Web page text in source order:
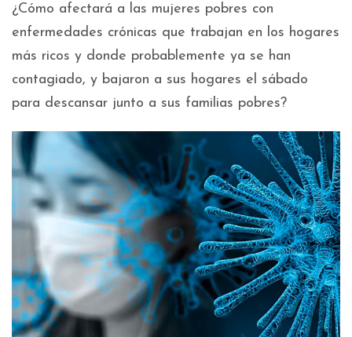
¿Cómo afectará a las mujeres pobres con
enfermedades crónicas que trabajan en los hogares
más ricos y donde probablemente ya se han
contagiado, y bajaron a sus hogares el sábado
para descansar junto a sus familias pobres?